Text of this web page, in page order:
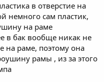
в отверстие на
немного сам пластик,
на раме
в бак вообще никак не
на раме, поэтому она
рамы , из за этого